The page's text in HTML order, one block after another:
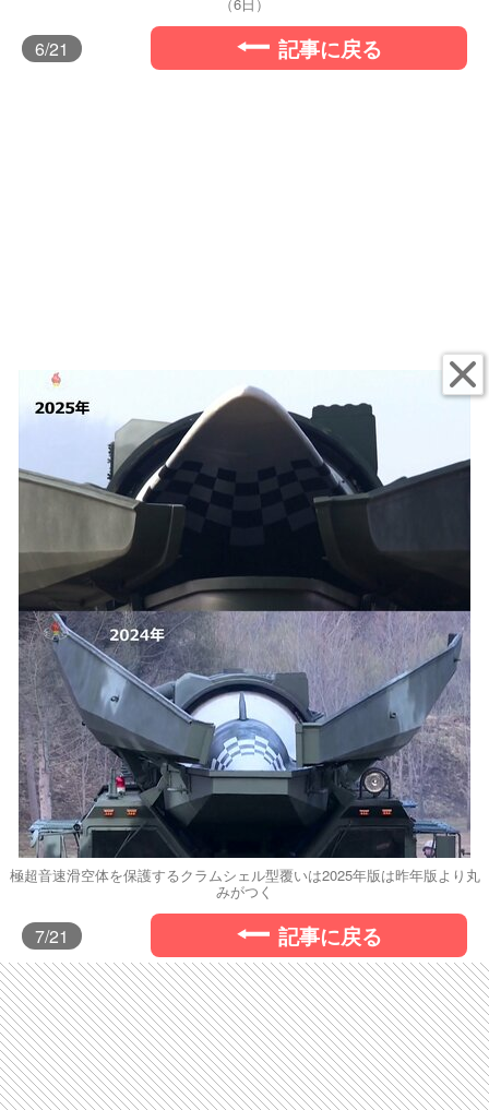
6/21 記事に戻る
極超音速滑空体を保護するクラムシェル型覆いは2025年版は昨年版より丸
みがつく
7/21 記事に戻る